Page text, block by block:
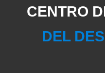
CENTRO
DEL